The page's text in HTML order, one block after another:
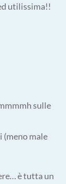
utilissima!!
sulle
(meno male
è tutta un